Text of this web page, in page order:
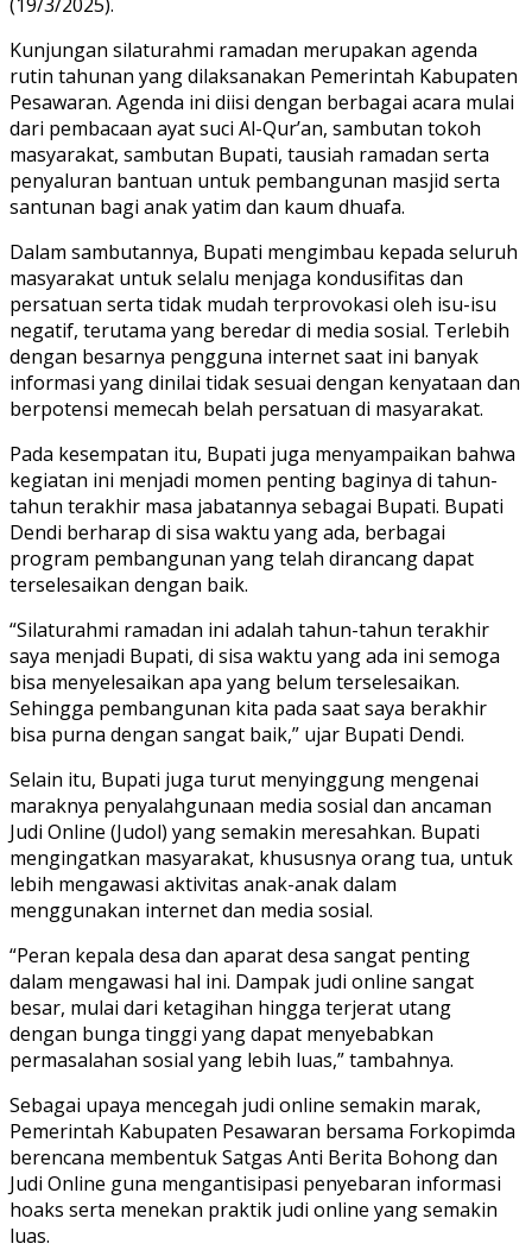
Kunjungan silaturahmi ramadan merupakan agenda
rutin tahunan yang dilaksanakan Pemerintah Kabupaten
Pesawaran. Agenda ini diisi dengan berbagai acara mulai
dari pembacaan ayat suci Al-Qur’an, sambutan tokoh
masyarakat, sambutan Bupati, tausiah ramadan serta
penyaluran bantuan untuk pembangunan masjid serta
santunan bagi anak yatim dan kaum dhuafa.
Dalam sambutannya, Bupati mengimbau kepada seluruh
masyarakat untuk selalu menjaga kondusifitas dan
persatuan serta tidak mudah terprovokasi oleh isu-isu
negatif, terutama yang beredar di media sosial. Terlebih
dengan besarnya pengguna internet saat ini banyak
informasi yang dinilai tidak sesuai dengan kenyataan dan
berpotensi memecah belah persatuan di masyarakat.
Pada kesempatan itu, Bupati juga menyampaikan bahwa
kegiatan ini menjadi momen penting baginya di tahun-
tahun terakhir masa jabatannya sebagai Bupati. Bupati
Dendi berharap di sisa waktu yang ada, berbagai
program pembangunan yang telah dirancang dapat
terselesaikan dengan baik.
“Silaturahmi ramadan ini adalah tahun-tahun terakhir
saya menjadi Bupati, di sisa waktu yang ada ini semoga
bisa menyelesaikan apa yang belum terselesaikan.
Sehingga pembangunan kita pada saat saya berakhir
bisa purna dengan sangat baik,” ujar Bupati Dendi.
Selain itu, Bupati juga turut menyinggung mengenai
maraknya penyalahgunaan media sosial dan ancaman
Judi Online (Judol) yang semakin meresahkan. Bupati
mengingatkan masyarakat, khususnya orang tua, untuk
lebih mengawasi aktivitas anak-anak dalam
menggunakan internet dan media sosial.
“Peran kepala desa dan aparat desa sangat penting
dalam mengawasi hal ini. Dampak judi online sangat
besar, mulai dari ketagihan hingga terjerat utang
dengan bunga tinggi yang dapat menyebabkan
permasalahan sosial yang lebih luas,” tambahnya.
Sebagai upaya mencegah judi online semakin marak,
Pemerintah Kabupaten Pesawaran bersama Forkopimda
berencana membentuk Satgas Anti Berita Bohong dan
Judi Online guna mengantisipasi penyebaran informasi
hoaks serta menekan praktik judi online yang semakin
luas.